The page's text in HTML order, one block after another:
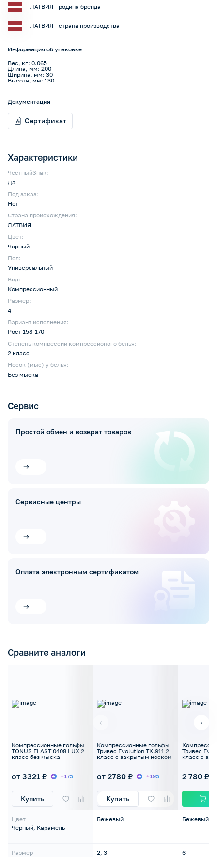
Характеристики
ЧестныйЗнак:
Да
Под заказ:
Нет
Страна происхождения:
ЛАТВИЯ
Цвет:
Черный
Пол:
Универсальный
Вид:
Компрессионный
Размер:
4
Вариант исполнения:
Рост 158-170
Степень компрессии компрессионого белья:
2 класс
Носок (мыс) у белья:
Без мыска
ЛАТВИЯ - родина бренда
ЛАТВИЯ - страна производства
Информация об упаковке
Вес, кг: 0.065
Длина, мм: 200
Ширина, мм: 30
Высота, мм: 130
Документация
Сертификат
Сервис
Простой обмен и возврат товаров
Сервисные центры
Оплата электронным сертификатом
Сравните аналоги
Компрессионные гольфы
TONUS ELAST 0408 LUX 2
класс без мыска
от 3321 ₽ +175
Купить
Цвет
Черный, Карамель
Размер
Компрессионные гольфы
Тривес Evolution ТК.911 2
класс с закрытым носком
от 2780 ₽ +195
Купить
Бежевый
2, 3
Тривес
класс с
2 780 ₽
Бежевый
6